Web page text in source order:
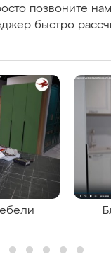
позвоните
быстро